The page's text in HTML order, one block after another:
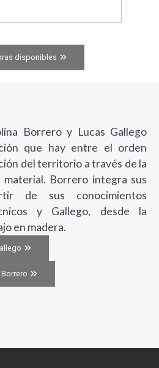
disponibles
Borrero y Lucas Gallego
que hay entre el orden
del territorio a través de la
Borrero integra sus
de sus conocimientos
y Gallego, desde la
en madera.